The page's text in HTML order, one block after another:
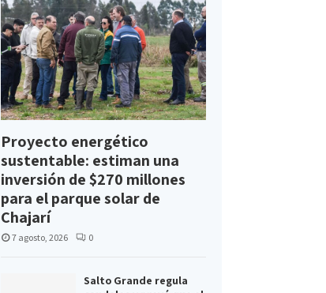
Proyecto energético
sustentable: estiman una
inversión de $270 millones
para el parque solar de
Chajarí
7 agosto, 2026 0
Salto Grande regula